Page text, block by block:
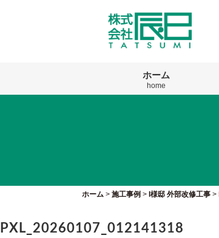
ホーム
home
ホーム> 施工事例 > I様邸 外部改修工事>
PXL_20260107_012141318